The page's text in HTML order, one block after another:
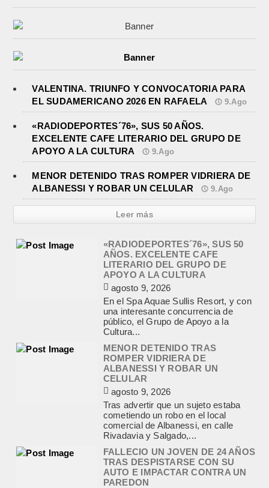
VALENTINA. TRIUNFO Y CONVOCATORIA PARA
EL SUDAMERICANO 2026 EN RAFAELA
9.Ago
«RADIODEPORTES´76», SUS 50 AÑOS.
EXCELENTE CAFE LITERARIO DEL GRUPO DE
APOYO A LA CULTURA
9.Ago
MENOR DETENIDO TRAS ROMPER VIDRIERA DE
ALBANESSI Y ROBAR UN CELULAR
9.Ago
Leer más
«RADIODEPORTES´76», SUS 50
AÑOS. EXCELENTE CAFE
LITERARIO DEL GRUPO DE
APOYO A LA CULTURA
agosto 9, 2026
En el Spa Aquae Sullis Resort, y con
una interesante concurrencia de
público, el Grupo de Apoyo a la
Cultura...
MENOR DETENIDO TRAS
ROMPER VIDRIERA DE
ALBANESSI Y ROBAR UN
CELULAR
agosto 9, 2026
Tras advertir que un sujeto estaba
cometiendo un robo en el local
comercial de Albanessi, en calle
Rivadavia y Salgado,...
FALLECIO UN JOVEN DE 24 AÑOS
TRAS DESPISTARSE CON SU
AUTO E IMPACTAR CONTRA UN
PAREDON